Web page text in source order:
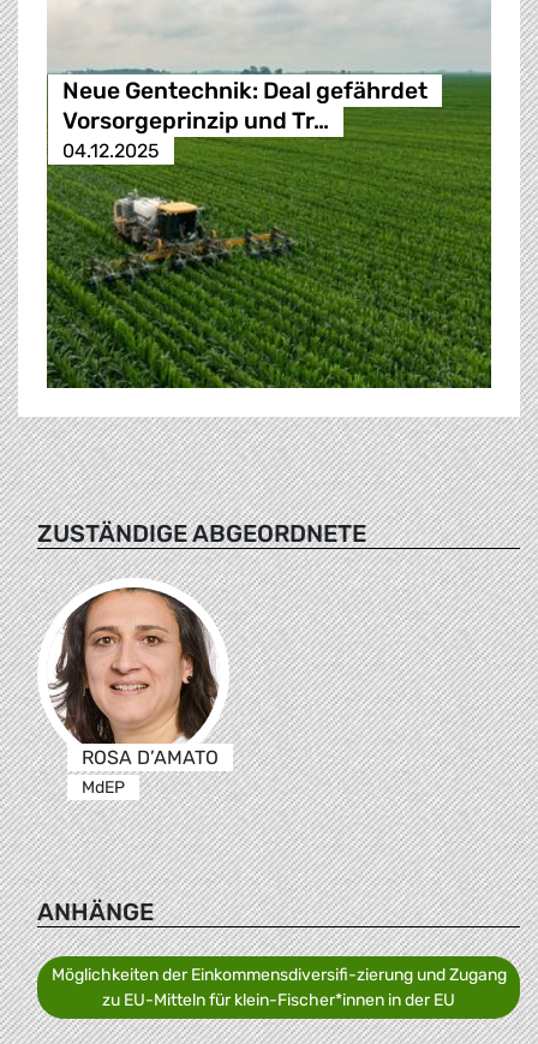
Neue Gentechnik: Deal gefährdet
Vorsorgeprinzip und Tr…
04.12.2025
ZUSTÄNDIGE ABGEORDNETE
ROSA D’AMATO
MdEP
ANHÄNGE
Möglichkeiten der Einkommensdiversifi-zierung und Zugang
zu EU-Mitteln für klein-Fischer*innen in der EU